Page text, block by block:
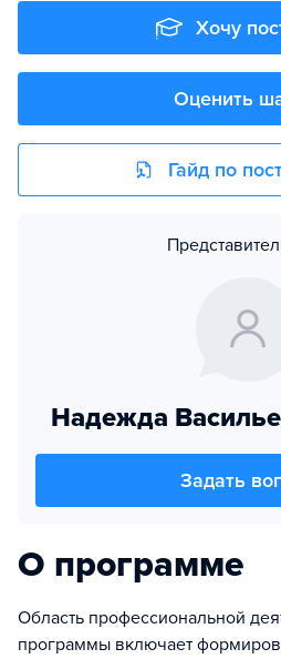
Хочу
Оценить
Гайд по
Надежда
Задать
О программе
Область профессиональной
программы включает